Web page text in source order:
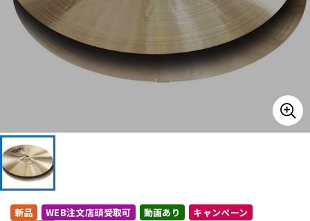
管楽器 その他楽器
エフェクター
DJ機器 DTM
新品 WEB注文店頭受取可 動画あり
キャンペーン